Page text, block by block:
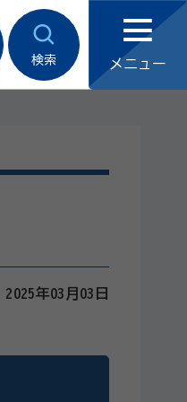
メニュー
検索
2025年03月03日